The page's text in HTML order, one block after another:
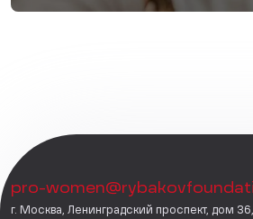
pro-
г. Москва, Ленинградский проспект, дом